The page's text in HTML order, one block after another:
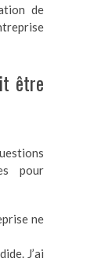
de
être
pour
ne
J’ai